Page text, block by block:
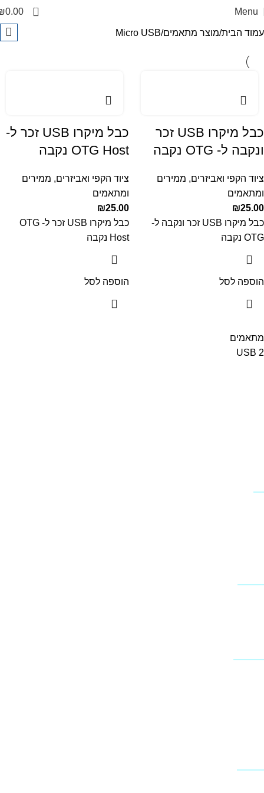
Menu
0
0.00
מתאמים
USB 2
עמוד הבית מוצר מתאמים Micro USB
כבל מיקרו USB זכר
ונקבה ל- OTG נקבה
ציוד הקפי ואביזרים, ממירים
ומתאמים
₪25.00
כבל מיקרו USB זכר ונקבה ל-
OTG נקבה
הוספה לסל
כבל מיקרו USB זכר ל-
OTG Host נקבה
ציוד הקפי ואביזרים, ממירים
ומתאמים
₪25.00
כבל מיקרו USB זכר ל- OTG
Host נקבה
הוספה לסל